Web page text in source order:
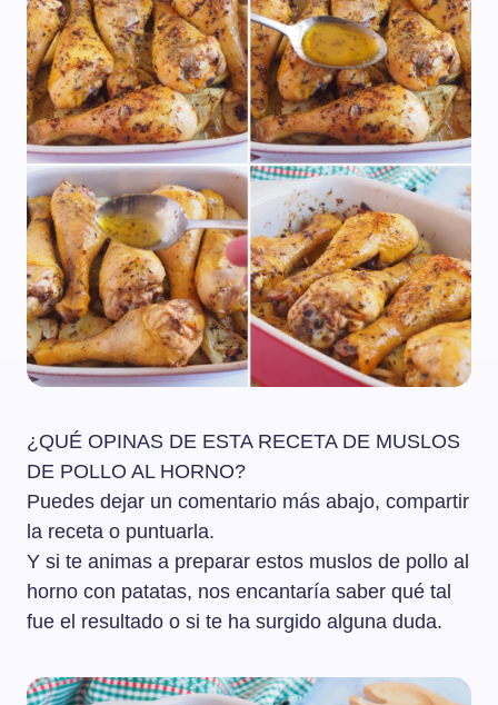
¿QUÉ OPINAS DE ESTA RECETA DE MUSLOS
DE POLLO AL HORNO?
Puedes dejar un comentario más abajo, compartir
la receta o puntuarla.
Y si te animas a preparar estos muslos de pollo al
horno con patatas, nos encantaría saber qué tal
fue el resultado o si te ha surgido alguna duda.